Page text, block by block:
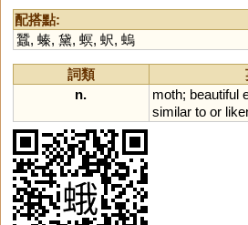
配搭點:
蠶, 螓, 黛, 螟, 蚇, 螐
詞類
n.
moth; beautiful
similar to or